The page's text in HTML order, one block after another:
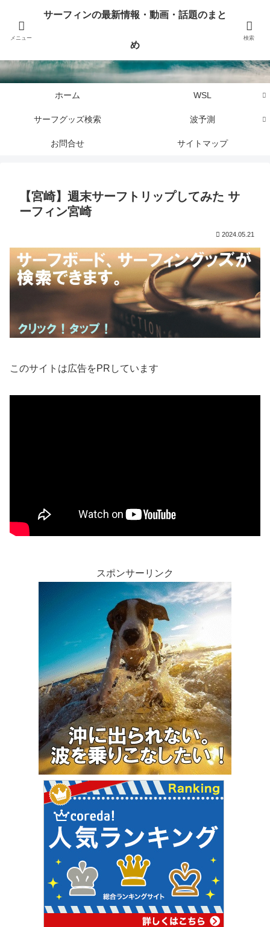
サーフィンに関するニュース・話題や最新情報を写真、画像、動画でまとめて
ホーム WSL
サーフグッズ検索 波予測
お問合せ サイトマップ
【宮崎】週末サーフトリップしてみた サ
ーフィン宮崎
2024.05.21
このサイトは広告をPRしています
スポンサーリンク
メニュー
サーフィンの最新情報・動画・話題のまと
め
検索